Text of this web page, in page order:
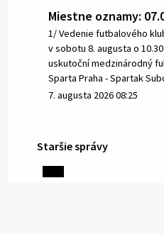
Miestne oznamy:
1/ Vedenie futbalového
v sobotu 8. augusta o
uskutoční medzinárodný
Sparta Praha - Spartak
7. augusta 2026 08:25
6. augusta 2026 08:13
Staršie správy